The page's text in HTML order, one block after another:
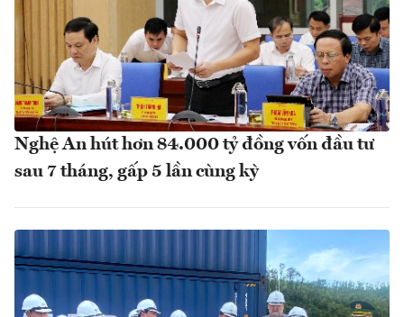
Nghệ An hút hơn 84.000 tỷ đồng vốn đầu tư
sau 7 tháng, gấp 5 lần cùng kỳ